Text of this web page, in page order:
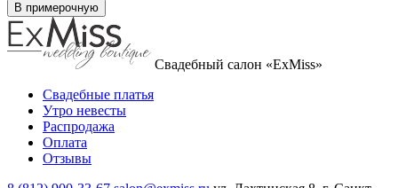
В примерочную
Свадебный салон «ExMiss»
Свадебные платья
Утро невесты
Распродажа
Оплата
Отзывы